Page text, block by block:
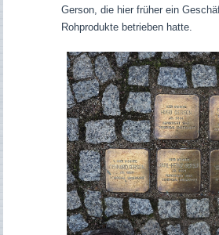
Gerson, die hier früher ein
Rohprodukte betrieben hatte.